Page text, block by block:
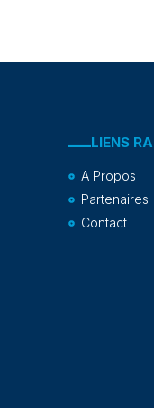
LIENS
A Propos
Partenaires
Contact